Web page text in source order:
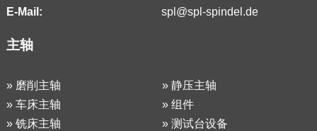
E-Mail:
spl@spl-spindel.de
主轴
» 磨削主轴
» 车床主轴
» 铣床主轴
» 静压主轴
» 组件
» 测试台设备